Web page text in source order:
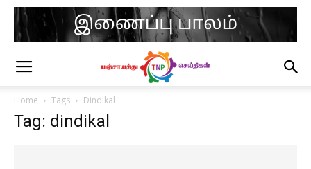
Home Tags Dindikal
Tag: dindikal